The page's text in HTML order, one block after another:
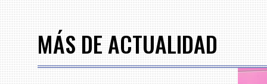
MÁS DE ACTUALIDAD